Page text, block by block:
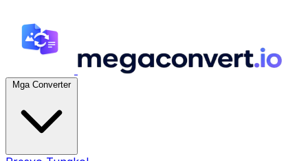
Mga Converter